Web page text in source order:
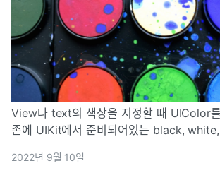
View나 text의 색상을 지정할 때 UIColor를
존에 UIKit에서 준비되어있는 black, white, green과 같은 색
하죠. 그런데 디자이너가 요구하는 가이드에서는 기본 컬러들
2022년 9월 10일